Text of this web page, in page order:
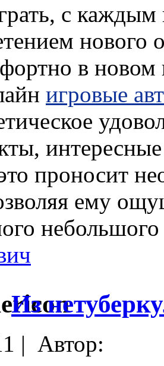
с
нового
в новом
игровые
проносит
ему
Из
| Автор: